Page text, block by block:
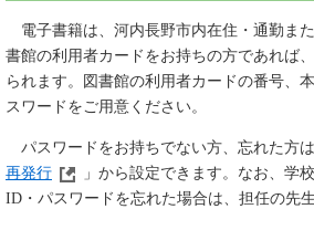
電子書籍は、河内長野市内在住・通勤ま
書館の利用者カードをお持ちの方であれば
られます。図書館の利用者カードの番号、
スワードをご用意ください。
パスワードをお持ちでない方、忘れた方は
再発行
」から設定できます。なお、学
ID・パスワードを忘れた場合は、担任の先